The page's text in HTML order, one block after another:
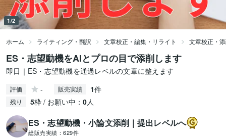
1/2
ホーム ライティング・翻訳 文章校正・編集・リライト 文章校正・
ES・志望動機をAIとプロの目で添削します
即日｜ES・志望動機を通過レベルの文章に整えます
評価 - 販売実績 1件
残り 5枠 / お願い中： 0人
ES・志望動機・小論文添削｜提出レベルへ
総販売実績： 629件